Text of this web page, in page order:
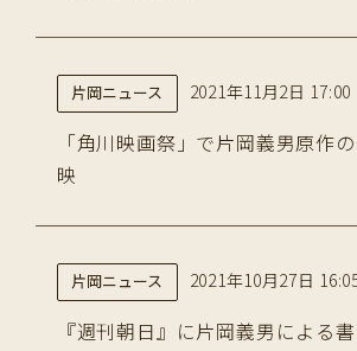
片岡ニュース 2021年11月2日 17:00
「角川映画祭」で片岡義男原作
映
片岡ニュース 2021年10月27日
『週刊朝日』に片岡義男による